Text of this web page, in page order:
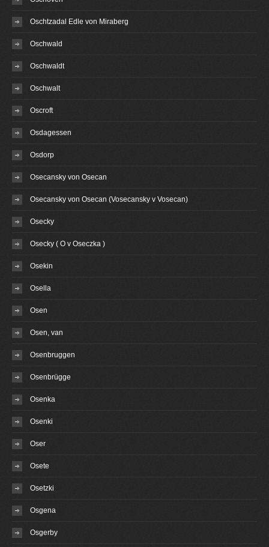
Oschtzadal Edle von Miraberg
Oschwald
Oschwaldt
Oschwalt
Oscroft
Osdagessen
Osdorp
Osecansky von Osecan
Osecansky von Osecan (Vosecansky v Vosecan)
Osecky
Osecky ( O v Oseczka )
Osekin
Osella
Osen
Osen, van
Osenbruggen
Osenbrügge
Osenka
Osenki
Oser
Osete
Osetzki
Osgena
Osgerby